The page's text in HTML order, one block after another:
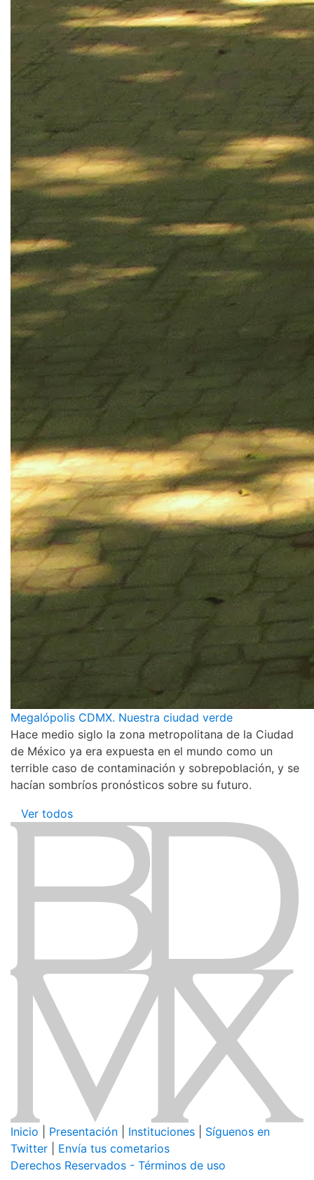
Megalópolis CDMX. Nuestra ciudad verde
Hace medio siglo la zona metropolitana de la Ciudad
de México ya era expuesta en el mundo como un
terrible caso de contaminación y sobrepoblación, y se
hacían sombríos pronósticos sobre su futuro.
Ver todos
Inicio Presentación Instituciones
Síguenos en
Twitter
Envía tus cometarios
Derechos Reservados - Términos de uso